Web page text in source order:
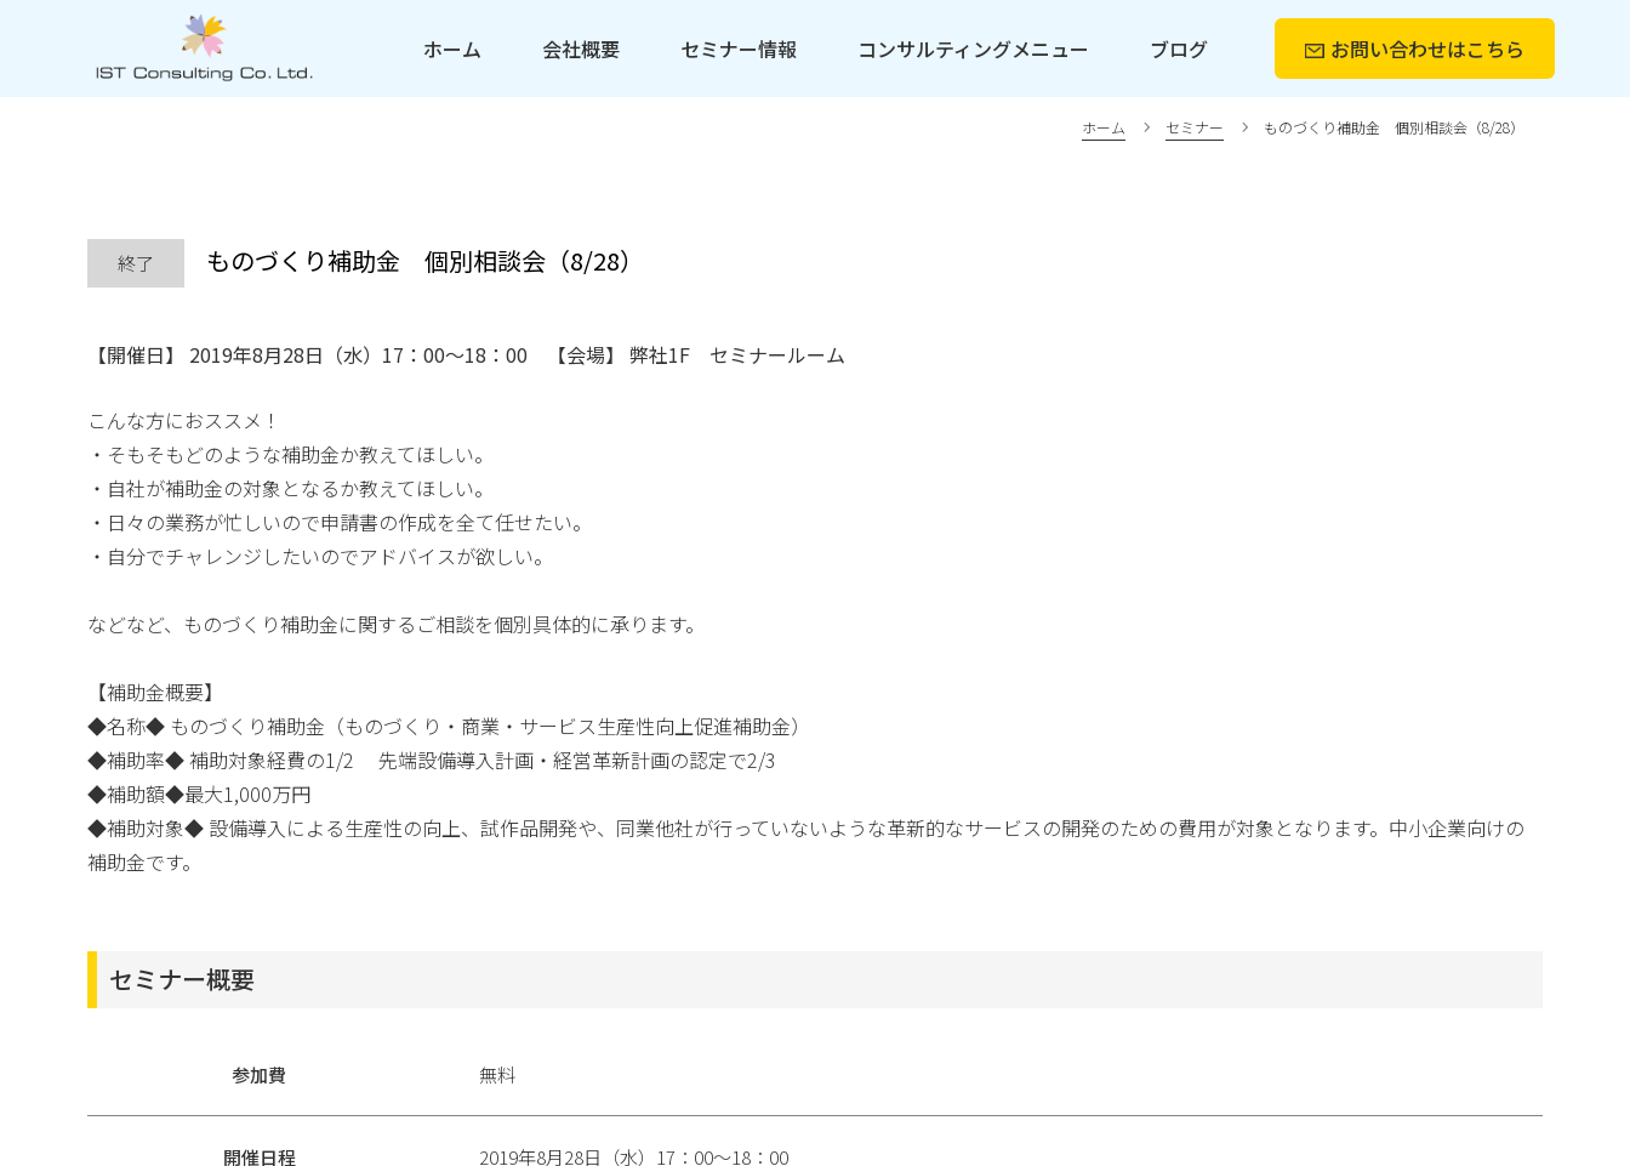
ホーム 会社概要 セミナー情報 コンサルティングメニュー ブログ お問い合わせはこちら
ホーム セミナー ものづくり補助金 個別相談会（8/28）
終了 ものづくり補助金 個別相談会（8/28）
【開催日】 2019年8月28日（水）17：00～18：00 【会場】 弊社1F セミナールーム
こんな方におススメ！
・そもそもどのような補助金か教えてほしい。
・自社が補助金の対象となるか教えてほしい。
・日々の業務が忙しいので申請書の作成を全て任せたい。
・自分でチャレンジしたいのでアドバイスが欲しい。
などなど、ものづくり補助金に関するご相談を個別具体的に承ります。
【補助金概要】
◆名称◆ ものづくり補助金（ものづくり・商業・サービス生産性向上促進補助金）
◆補助率◆ 補助対象経費の1/2 先端設備導入計画・経営革新計画の認定で2/3
◆補助額◆最大1,000万円
◆補助対象◆ 設備導入による生産性の向上、試作品開発や、同業他社が行っていないような革新的なサービスの開発のための費用が対象となります。中小企業向けの
補助金です。
セミナー概要
参加費 無料
開催日程 2019年8月28日（水）17：00～18：00